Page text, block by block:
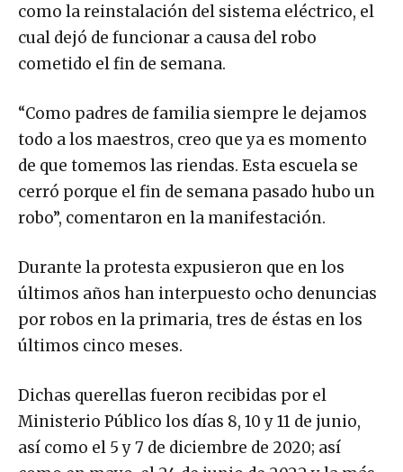
como la reinstalación del sistema eléctrico, el
cual dejó de funcionar a causa del robo
cometido el fin de semana.
“Como padres de familia siempre le dejamos
todo a los maestros, creo que ya es momento
de que tomemos las riendas. Esta escuela se
cerró porque el fin de semana pasado hubo un
robo”, comentaron en la manifestación.
Durante la protesta expusieron que en los
últimos años han interpuesto ocho denuncias
por robos en la primaria, tres de éstas en los
últimos cinco meses.
Dichas querellas fueron recibidas por el
Ministerio Público los días 8, 10 y 11 de junio,
así como el 5 y 7 de diciembre de 2020; así